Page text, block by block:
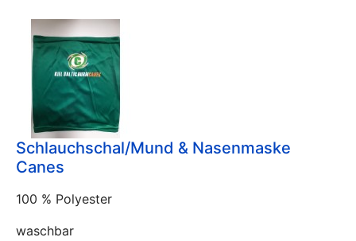
Schlauchschal/Mund & Nasenmaske
Canes
100 % Polyester
waschbar